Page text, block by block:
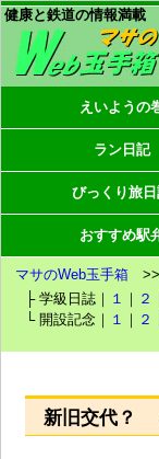
健康と鉄道の情報満載
えいようの
ラン日記
びっくり旅
おすすめ駅
マサのWeb玉手箱
├ 学級日誌｜ １ ｜ ２
└ 開設記念｜ １ ｜ ２
新旧交代？